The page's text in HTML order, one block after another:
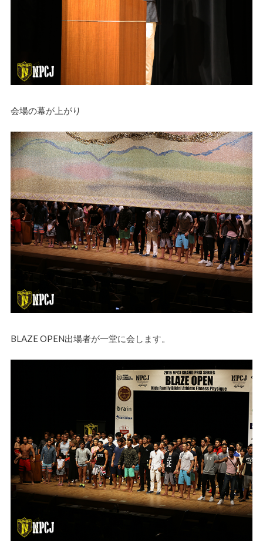
会場の幕が上がり
BLAZE OPEN出場者が一堂に会します。